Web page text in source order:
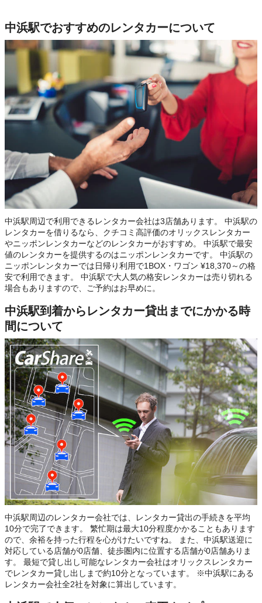
中浜駅でおすすめのレンタカーについて
中浜駅周辺で利用できるレンタカー会社は3店舗あります。 中浜駅の
レンタカーを借りるなら、クチコミ高評価のオリックスレンタカー
やニッポンレンタカーなどのレンタカーがおすすめ。 中浜駅で最安
値のレンタカーを提供するのはニッポンレンタカーです。 中浜駅の
ニッポンレンタカーでは日帰り利用で1BOX・ワゴン ¥18,370～の格
安で利用できます。 中浜駅で大人気の格安レンタカーは売り切れる
場合もありますので、ご予約はお早めに。
中浜駅到着からレンタカー貸出までにかかる時
間について
中浜駅周辺のレンタカー会社では、レンタカー貸出の手続きを平均
10分で完了できます。 繁忙期は最大10分程度かかることもあります
ので、余裕を持った行程を心がけたいですね。 また、中浜駅送迎に
対応している店舗が0店舗、徒歩圏内に位置する店舗が0店舗ありま
す。 最短で貸し出し可能なレンタカー会社はオリックスレンタカー
でレンタカー貸し出しまで約10分となっています。 ※中浜駅にある
レンタカー会社全2社を対象に算出しています。